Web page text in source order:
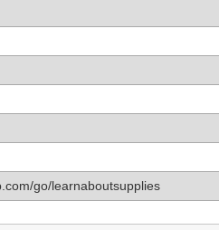
go/learnaboutsupplies